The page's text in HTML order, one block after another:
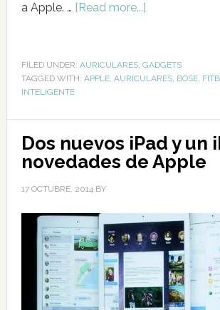
a Apple. … [Read more...]
FILED UNDER: AURICULARES, GADGETS
TAGGED WITH: APPLE, AURICULARES, BOSE,
INTELIGENTE
Dos nuevos iPad y un
novedades de Apple
17 OCTUBRE, 2014BY